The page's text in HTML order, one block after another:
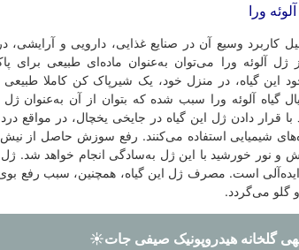
در صنایع غذایی، دارویی و آرایشی، در حجم وسیعی
به‌عنوان ماده‌ای طبیعی برای پاک‌کردن آرایش
خود، یک شیرپاک کن کاملا طبیعی خواهید داشت.
شده که بتوان از آن به‌عنوان ژل اصلاح استفاده
در جا‌یخی یخچال، در مواقع درد کشیدن، از آن
می‌کنند. رفع سوزش حاصل از نیش حشرات و اثر
به‌سادگی انجام خواهد شد. ژل آلوئه ورا برای
این گیاه، همچنین، سبب رفع بوی بد دهان و ضد
صیفی جات☀️